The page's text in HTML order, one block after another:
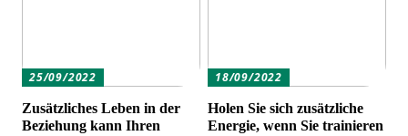
25/09/2022
Zusätzliches Leben in der
Beziehung kann Ihren
18/09/2022
Holen Sie sich zusätzliche
Energie, wenn Sie trainieren